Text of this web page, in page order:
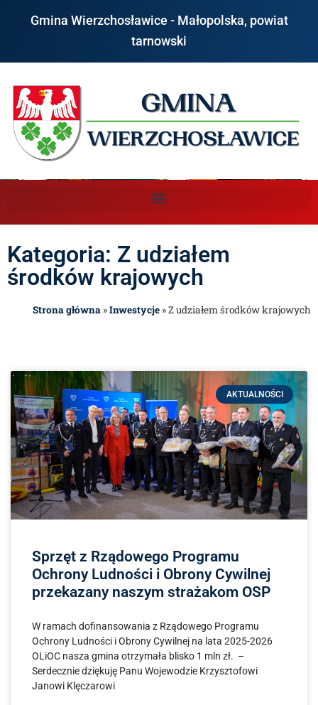
Gmina Wierzchosławice - Małopolska, powiat
tarnowski
Kategoria: Z udziałem
środków krajowych
Strona główna »Inwestycje »Z udziałem środków krajowych
AKTUALNOŚCI
Sprzęt z Rządowego Programu
Ochrony Ludności i Obrony Cywilnej
przekazany naszym strażakom OSP
W ramach dofinansowania z Rządowego Programu
Ochrony Ludności i Obrony Cywilnej na lata 2025-2026
OLiOC nasza gmina otrzymała blisko 1 mln zł. –
Serdecznie dziękuję Panu Wojewodzie Krzysztofowi
Janowi Klęczarowi